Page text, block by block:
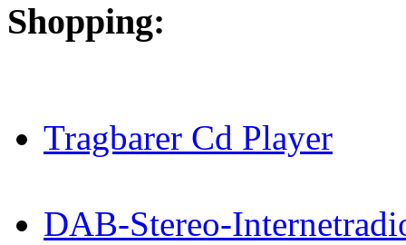
Shopping:
Tragbarer Cd Player
DAB-Stereo-